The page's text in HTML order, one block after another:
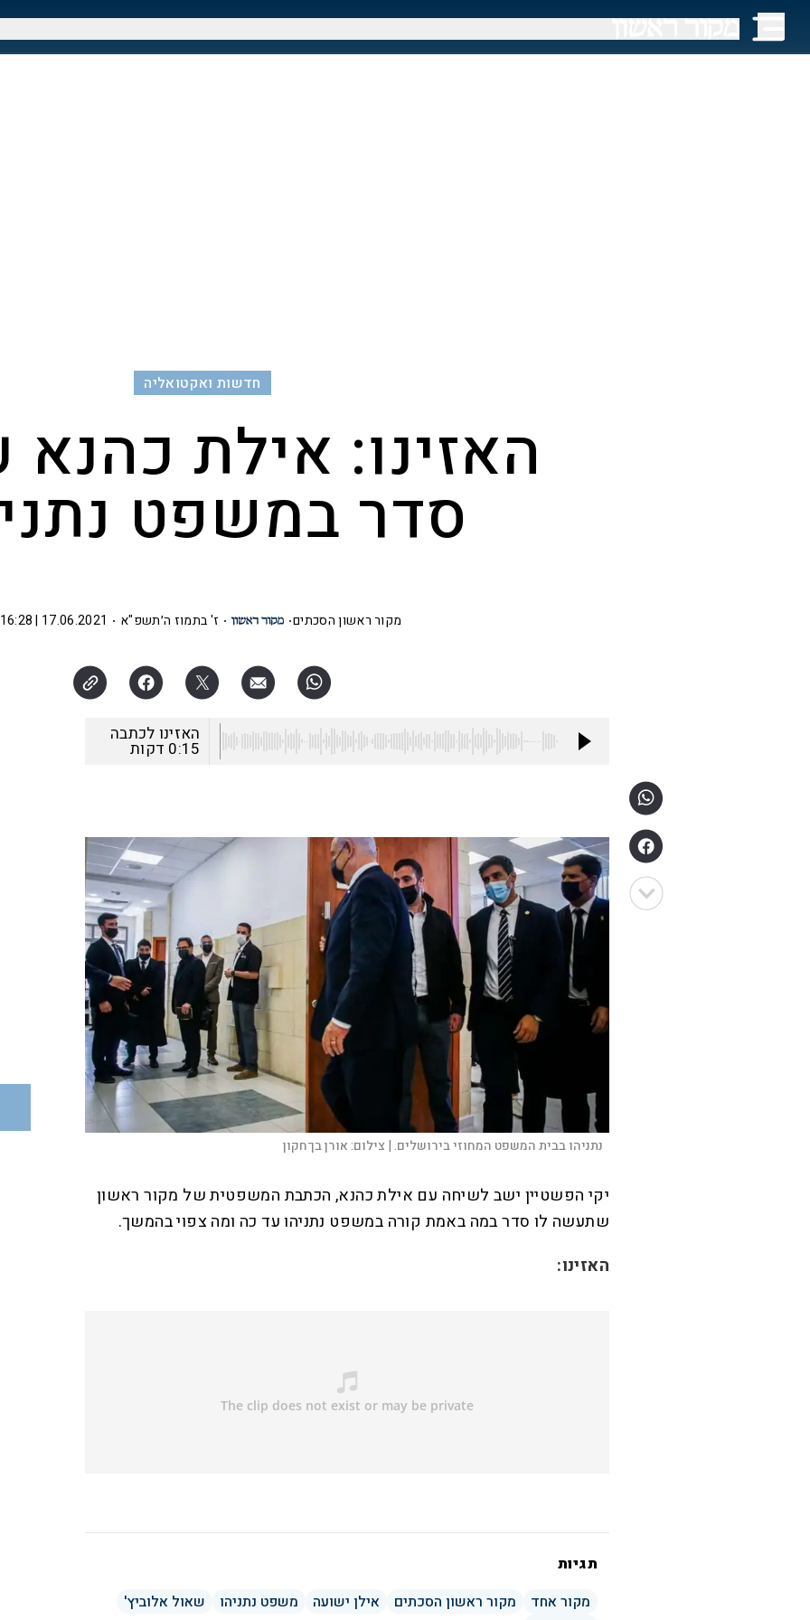
חדשות ואקטואליה
האזינו: אילת
סדר במשפט
מקור ראשון הסכתים ז' בתמוז ה׳תשפ"א 17.06.2021 | 16:28
האזינו לכתבה
0:15 דקות
נתניהו בבית המשפט המחוזי בירושלים. | צילום:אורן בן־חקון
יקי הפשטיין ישב לשיחה עם אילת כהנא, הכתבת המשפטית של מקור ראשון
שתעשה לו סדר במה באמת קורה במשפט נתניהו עד כה ומה צפוי בהמשך.
האזינו:
תגיות
מקור אחד
מקור ראשון הסכתים אילן ישועה משפט נתניהו
שאול אלוביץ'